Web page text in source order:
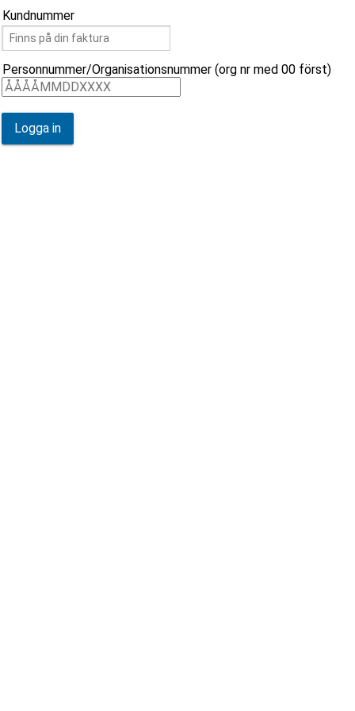
Kundnummer
Personnummer/Organisationsnummer (org nr med 00 först)